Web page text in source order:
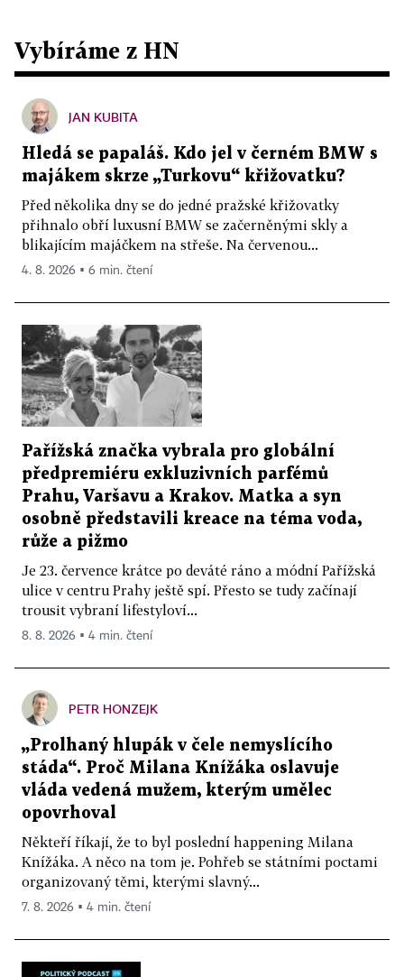
Vybíráme z HN
JAN KUBITA
Hledá se papaláš. Kdo jel v černém BMW s
majákem skrze „Turkovu“ křižovatku?
Před několika dny se do jedné pražské křižovatky
přihnalo obří luxusní BMW se začerněnými skly a
blikajícím majáčkem na střeše. Na červenou...
4. 8. 2026 ▪ 6 min. čtení
Pařížská značka vybrala pro globální
předpremiéru exkluzivních parfémů
Prahu, Varšavu a Krakov. Matka a syn
osobně představili kreace na téma voda,
růže a pižmo
Je 23. července krátce po deváté ráno a módní Pařížská
ulice v centru Prahy ještě spí. Přesto se tudy začínají
trousit vybraní lifestyloví...
8. 8. 2026 ▪ 4 min. čtení
PETR HONZEJK
„Prolhaný hlupák v čele nemyslícího
stáda“. Proč Milana Knížáka oslavuje
vláda vedená mužem, kterým umělec
opovrhoval
Někteří říkají, že to byl poslední happening Milana
Knížáka. A něco na tom je. Pohřeb se státními poctami
organizovaný těmi, kterými slavný...
7. 8. 2026 ▪ 4 min. čtení